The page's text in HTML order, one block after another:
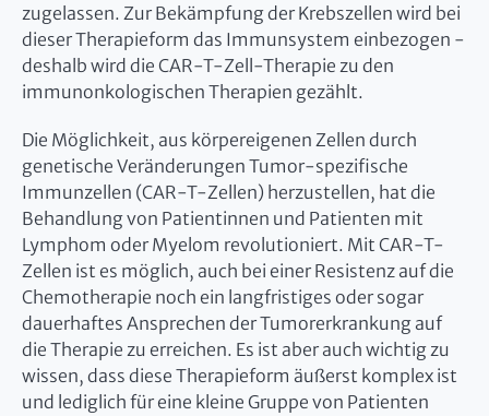
zugelassen. Zur Bekämpfung der Krebszellen wird bei
dieser Therapieform das Immunsystem einbezogen -
deshalb wird die CAR-T-Zell-Therapie zu den
immunonkologischen Therapien gezählt.
Die Möglichkeit, aus körpereigenen Zellen durch
genetische Veränderungen Tumor-spezifische
Immunzellen (CAR-T-Zellen) herzustellen, hat die
Behandlung von Patientinnen und Patienten mit
Lymphom oder Myelom revolutioniert. Mit CAR-T-
Zellen ist es möglich, auch bei einer Resistenz auf die
Chemotherapie noch ein langfristiges oder sogar
dauerhaftes Ansprechen der Tumorerkrankung auf
die Therapie zu erreichen. Es ist aber auch wichtig zu
wissen, dass diese Therapieform äußerst komplex ist
und lediglich für eine kleine Gruppe von Patienten